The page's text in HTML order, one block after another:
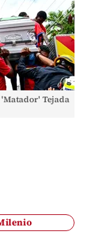
Tejada